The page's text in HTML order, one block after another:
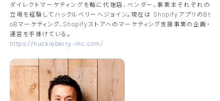
ダイレクトマーケティングを軸に代理店、ベンダー、事業主それぞれの
立場を経験してハックルベリーへジョイン。現在は ShopifyアプリのBt
oBマーケティング、Shopifyストアへのマーケティング支援事業の企画・
運営を手掛けている。
https://huckleberry-inc.com/